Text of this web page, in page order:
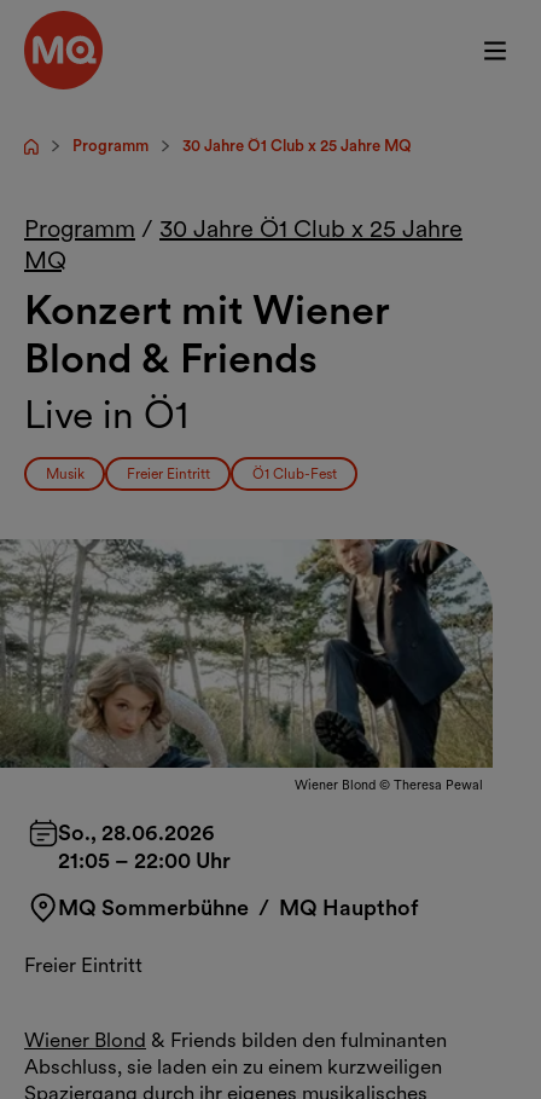
Zum Hauptinhalt springen
StartseiteProgramm 30 Jahre Ö1 Club x 25 Jahre MQ
Programm / 30 Jahre Ö1 Club x 25 Jahre
MQ
Konzert mit Wiener
Blond & Friends
Live in Ö1
Musik Freier Eintritt Ö1 Club-Fest
Wiener Blond © Theresa Pewal
So., 28.06.2026
21:05 – 22:00 Uhr
MQ Sommerbühne / MQ Haupthof
Freier Eintritt
Wiener Blond & Friends bilden den fulminanten
Abschluss, sie laden ein zu einem kurzweiligen
Spaziergang durch ihr eigenes musikalisches